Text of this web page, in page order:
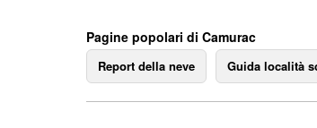
Pagine popolari di Camurac
Report della neve Guida località